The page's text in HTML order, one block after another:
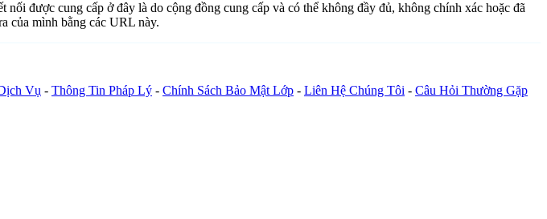
được cung cấp ở đây là do cộng đồng cung cấp và có thể không đầy đủ, không chính xác hoặc đã
của mình bằng các URL này.
Vụ - Thông Tin Pháp Lý - Chính Sách Bảo Mật Lớp - Liên Hệ Chúng Tôi - Câu Hỏi Thường Gặp